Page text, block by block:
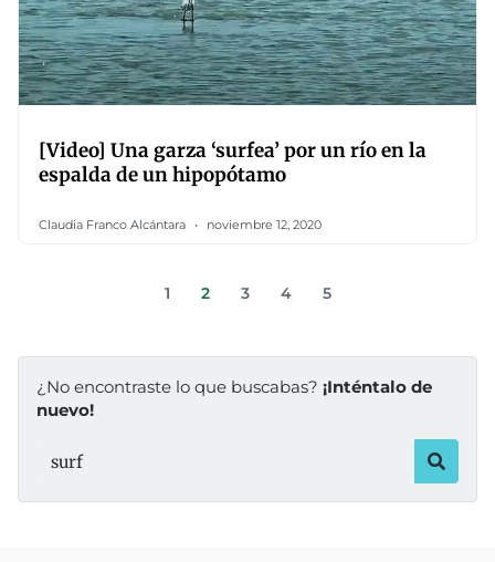
[Video] Una garza ‘surfea’ por un río en la
espalda de un hipopótamo
Claudia Franco Alcántara noviembre 12, 2020
1 2 3 4 5
¿No encontraste lo que buscabas? ¡Inténtalo de
nuevo!